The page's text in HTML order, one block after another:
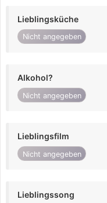
Lieblingsküche
Nicht angegeben
Alkohol?
Nicht angegeben
Lieblingsfilm
Nicht angegeben
Lieblingssong